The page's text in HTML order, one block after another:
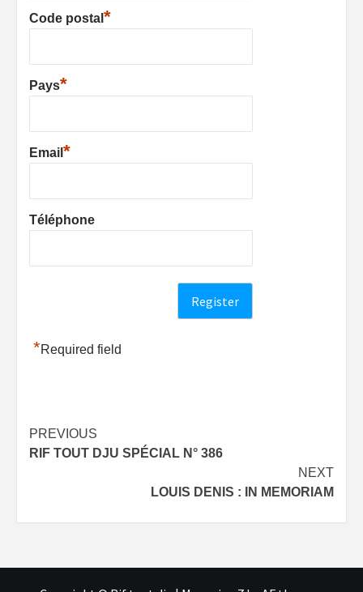
Code postal *
Pays*
Email *
Téléphone
*Required field
Post
navigation
PREVIOUS
RIF TOUT DJU SPÉCIAL N° 386
NEXT
LOUIS DENIS : IN MEMORIAM